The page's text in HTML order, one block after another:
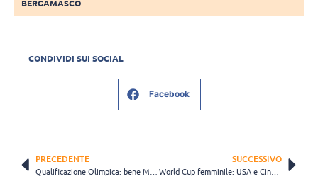
BERGAMASCO
CONDIVIDI SUI SOCIAL
Facebook
PRECEDENTE SUCCESSIVO
World Cup femminile: USA e Cina non sbagliano un colpo e si dividono la vetta